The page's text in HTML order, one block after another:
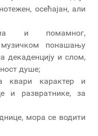
осећајан, али
и помамног,
понашању
декаденцију и слом,
душе;
квари карактер и
и развратнике, за
мора се водити